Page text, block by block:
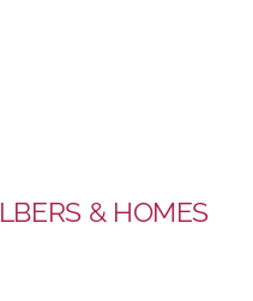
& HOMES